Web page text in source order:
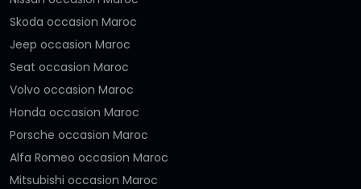
Skoda occasion Maroc
Jeep occasion Maroc
Seat occasion Maroc
Volvo occasion Maroc
Honda occasion Maroc
Porsche occasion Maroc
Alfa Romeo occasion Maroc
Mitsubishi occasion Maroc